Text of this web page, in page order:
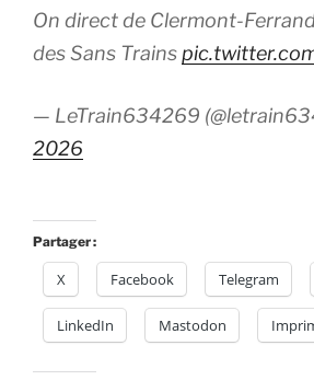
On direct de Clermont-
des Sans Trains
— LeTrain634269
2026
Partager :
X Facebook Telegram
LinkedIn Mastodon